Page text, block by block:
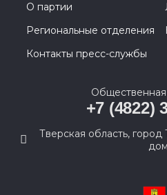
О партии
Региональные отделения
Контакты пресс-службы
+7 (4822)
Тверская область,